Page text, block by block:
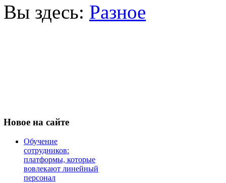
Вы здесь: Разное
Новое на сайте
Обучение
сотрудников:
платформы, которые
вовлекают линейный
персонал